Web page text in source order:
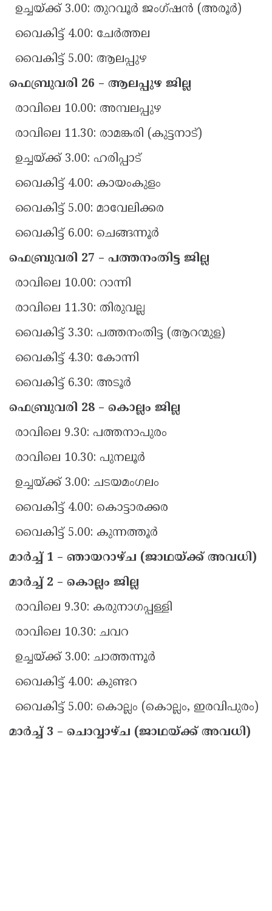
ഉച്ചയ്ക്ക് 3.00: തുറവൂർ ജംഗ്ഷൻ (അരൂർ)
വൈകിട്ട് 4.00: ചേർത്തല
വൈകിട്ട് 5.00: ആലപ്പുഴ
ഫെബ്രുവരി 26 – ആലപ്പുഴ ജില്ല
രാവിലെ 10.00: അമ്പലപ്പുഴ
രാവിലെ 11.30: രാമങ്കരി (കുട്ടനാട്)
ഉച്ചയ്ക്ക് 3.00: ഹരിപ്പാട്
വൈകിട്ട് 4.00: കായംകുളം
വൈകിട്ട് 5.00: മാവേലിക്കര
വൈകിട്ട് 6.00: ചെങ്ങന്നൂർ
ഫെബ്രുവരി 27 – പത്തനംതിട്ട ജില്ല
രാവിലെ 10.00: റാന്നി
രാവിലെ 11.30: തിരുവല്ല
വൈകിട്ട് 3.30: പത്തനംതിട്ട (ആറന്മുള)
വൈകിട്ട് 4.30: കോന്നി
വൈകിട്ട് 6.30: അടൂർ
ഫെബ്രുവരി 28 – കൊല്ലം ജില്ല
രാവിലെ 9.30: പത്തനാപുരം
രാവിലെ 10.30: പുനലൂർ
ഉച്ചയ്ക്ക് 3.00: ചടയമംഗലം
വൈകിട്ട് 4.00: കൊട്ടാരക്കര
വൈകിട്ട് 5.00: കുന്നത്തൂർ
മാർച്ച് 1 – ഞായറാഴ്ച (ജാഥയ്ക്ക് അവധി)
മാർച്ച് 2 – കൊല്ലം ജില്ല
രാവിലെ 9.30: കരുനാഗപ്പള്ളി
രാവിലെ 10.30: ചവറ
ഉച്ചയ്ക്ക് 3.00: ചാത്തന്നൂർ
വൈകിട്ട് 4.00: കുണ്ടറ
വൈകിട്ട് 5.00: കൊല്ലം (കൊല്ലം, ഇരവിപുരം)
മാർച്ച് 3 – ചൊവ്വാഴ്ച (ജാഥയ്ക്ക് അവധി)